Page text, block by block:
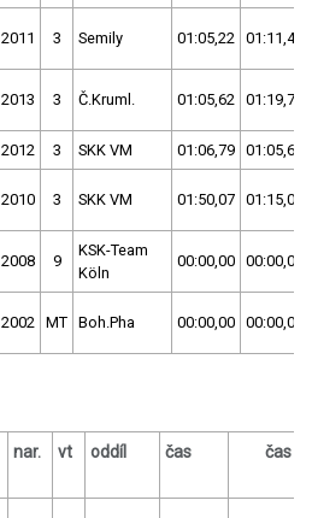
2011 3 Semily 01:05,22 01:11,47
2013 3 Č.Kruml. 01:05,62 01:19,75
2012 3 SKK VM 01:06,79 01:05,64
2010 3 SKK VM 01:50,07 01:15,00
2008 9
KSK-Team
Köln
00:00,00 00:00,00
2002 MT Boh.Pha 00:00,00 00:00,00
nar. vt oddíl čas čas